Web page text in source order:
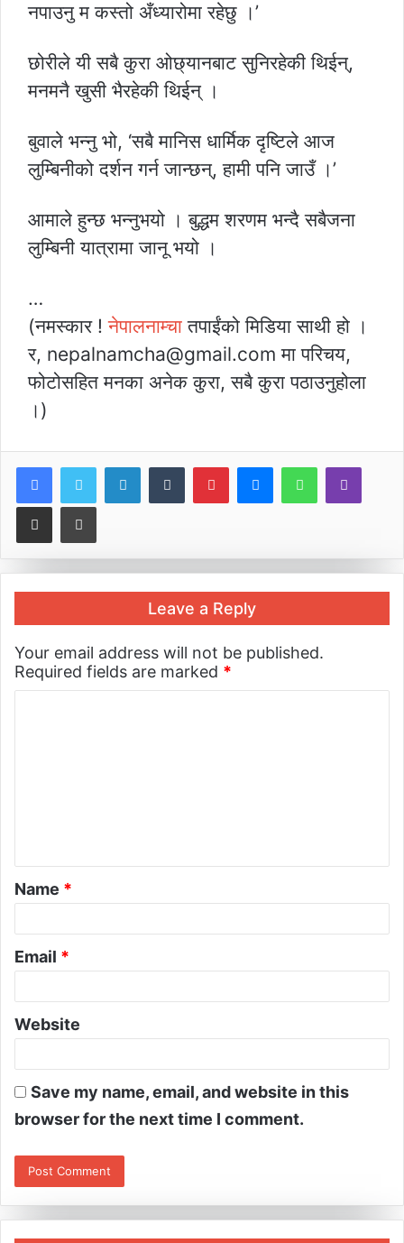
नपाउनु म कस्तो अँध्यारोमा रहेछु ।’
छोरीले यी सबै कुरा ओछ्यानबाट सुनिरहेकी थिईन्,
मनमनै खुसी भैरहेकी थिईन् ।
बुवाले भन्नु भो, ‘सबै मानिस धार्मिक दृष्टिले आज
लुम्बिनीको दर्शन गर्न जान्छन्, हामी पनि जाउँ ।’
आमाले हुन्छ भन्नुभयो । बुद्धम शरणम भन्दै सबैजना
लुम्बिनी यात्रामा जानू भयो ।
…
(नमस्कार !नेपालनाम्चातपाईंको मिडिया साथी हो ।
र, nepalnamcha@gmail.com मा परिचय,
फोटोसहित मनका अनेक कुरा, सबै कुरा पठाउनुहोला
।)
LinkedInTumblrPinterestMessenger
WhatsApp
Viber
Share via EmailPrint
Leave a Reply
Your email address will not be published.
Required fields are marked *
Name *
Email *
Website
Save my name, email, and website in this
browser for the next time I comment.